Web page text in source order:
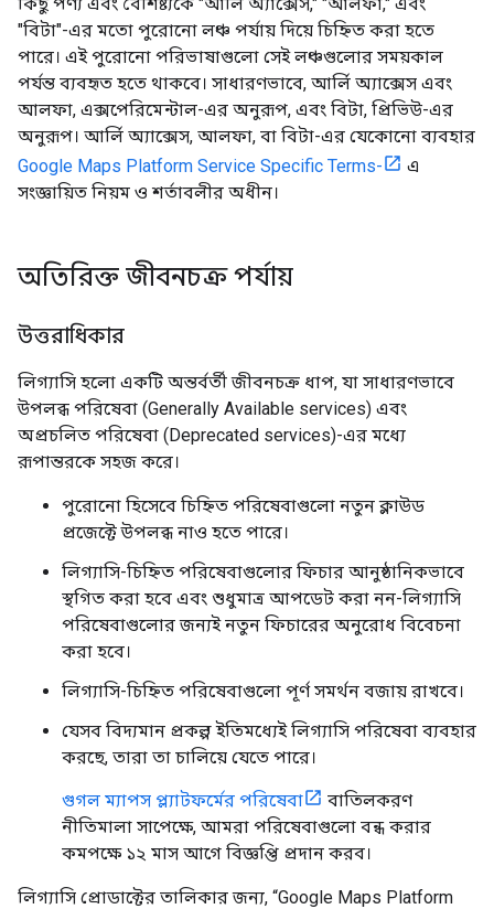
"বিটা"-এর মতো পুরোনো লঞ্চ পর্যায় দিয়ে চিহ্নিত করা হতে
পারে। এই পুরোনো পরিভাষাগুলো সেই লঞ্চগুলোর সময়কাল
পর্যন্ত ব্যবহৃত হতে থাকবে। সাধারণভাবে, আর্লি অ্যাক্সেস এবং
আলফা, এক্সপেরিমেন্টাল-এর অনুরূপ, এবং বিটা, প্রিভিউ-এর
অনুরূপ। আর্লি অ্যাক্সেস, আলফা, বা বিটা-এর যেকোনো ব্যবহার
Google Maps Platform Service Specific Terms-
এ
সংজ্ঞায়িত নিয়ম ও শর্তাবলীর অধীন।
অতিরিক্ত জীবনচক্র পর্যায়
উত্তরাধিকার
লিগ্যাসি হলো একটি অন্তর্বর্তী জীবনচক্র ধাপ, যা সাধারণভাবে
উপলব্ধ পরিষেবা (Generally Available services) এবং
অপ্রচলিত পরিষেবা (Deprecated services)-এর মধ্যে
রূপান্তরকে সহজ করে।
পুরোনো হিসেবে চিহ্নিত পরিষেবাগুলো নতুন ক্লাউড
প্রজেক্টে উপলব্ধ নাও হতে পারে।
লিগ্যাসি-চিহ্নিত পরিষেবাগুলোর ফিচার আনুষ্ঠানিকভাবে
স্থগিত করা হবে এবং শুধুমাত্র আপডেট করা নন-লিগ্যাসি
পরিষেবাগুলোর জন্যই নতুন ফিচারের অনুরোধ বিবেচনা
করা হবে।
লিগ্যাসি-চিহ্নিত পরিষেবাগুলো পূর্ণ সমর্থন বজায় রাখবে।
যেসব বিদ্যমান প্রকল্প ইতিমধ্যেই লিগ্যাসি পরিষেবা ব্যবহার
করছে, তারা তা চালিয়ে যেতে পারে।
গুগল ম্যাপস প্ল্যাটফর্মের পরিষেবা
বাতিলকরণ
নীতিমালা সাপেক্ষে, আমরা পরিষেবাগুলো বন্ধ করার
কমপক্ষে ১২ মাস আগে বিজ্ঞপ্তি প্রদান করব।
লিগ্যাসি প্রোডাক্টের তালিকার জন্য, “Google Maps Platform